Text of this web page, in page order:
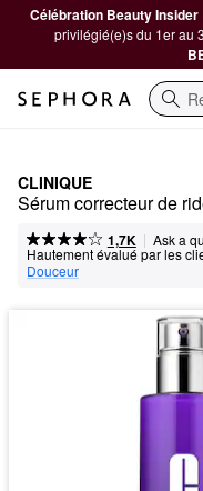
Célébration Beauty Insider
privilégié(e)s du 1er au
CLINIQUE
Sérum correcteur de
1,7K | Ask a
Hautement évalué par les
Douceur